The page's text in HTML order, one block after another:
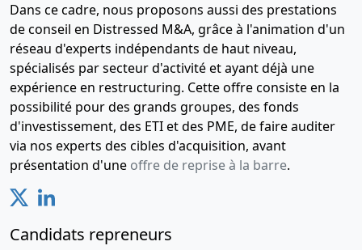
Dans ce cadre, nous proposons aussi des prestations
de conseil en Distressed M&A, grâce à l'animation d'un
réseau d'experts indépendants de haut niveau,
spécialisés par secteur d'activité et ayant déjà une
expérience en restructuring. Cette offre consiste en la
possibilité pour des grands groupes, des fonds
d'investissement, des ETI et des PME, de faire auditer
via nos experts des cibles d'acquisition, avant
présentation d'une offre de reprise à la barre.
Candidats repreneurs